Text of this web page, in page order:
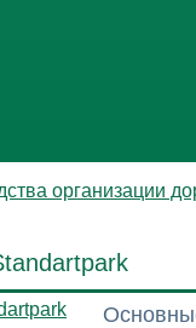
организации